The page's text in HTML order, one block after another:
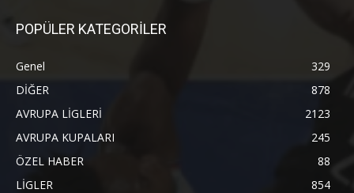
POPÜLER KATEGORİLER
Genel
329
DİĞER
878
AVRUPA LİGLERİ
2123
AVRUPA KUPALARI
245
ÖZEL HABER
88
LİGLER
854